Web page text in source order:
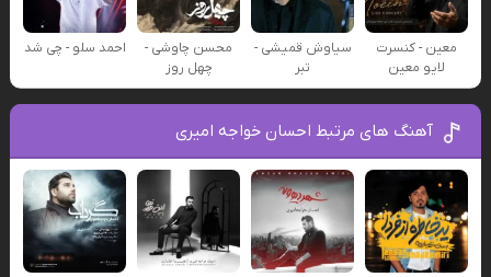
معین - کنسرت
لایو معین
سیاوش قمیشی -
تبر
محسن چاوشی -
چهل روز
احمد سلو - چی شد
آهنگ های مرتبط احسان خواجه امیری